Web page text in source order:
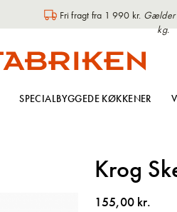
Fri fragt fra 1 990 kr. Gælder
kg.
SPECIALBYGGEDE KØKKENER
Krog
155,00 kr.